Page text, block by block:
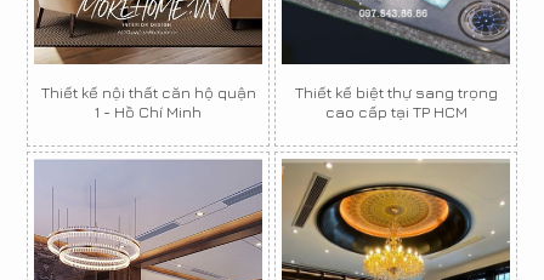
Thiết kế nội thất căn hộ quận
1 - Hồ Chí Minh
Thiết kế biệt thự sang trọng
cao cấp tại TP HCM